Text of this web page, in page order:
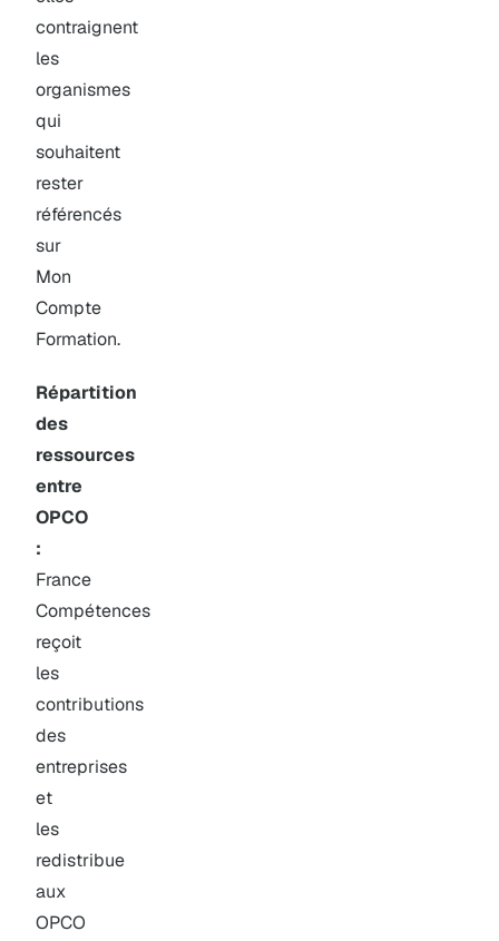
contraignent
les
organismes
qui
souhaitent
rester
référencés
sur
Mon
Compte
Formation.
Répartition
des
ressources
entre
OPCO
:
France
Compétences
reçoit
les
contributions
des
entreprises
et
les
redistribue
aux
OPCO